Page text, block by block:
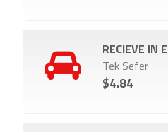
RECIEVE IN
Tek Sefer
$4.84